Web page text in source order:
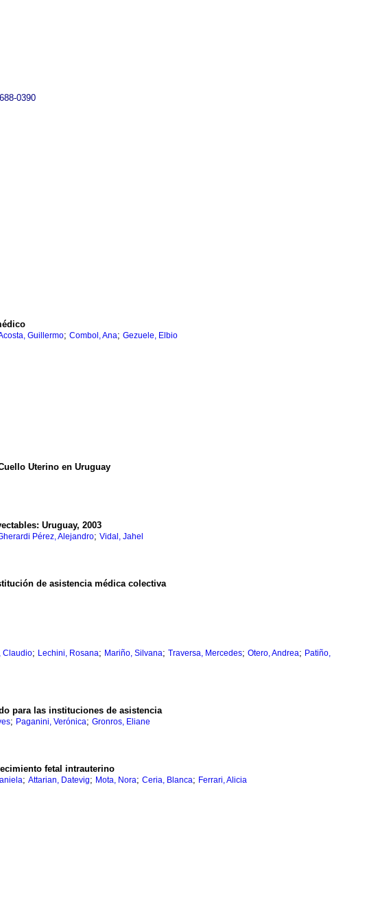
0390
Guillermo; Combol, Ana; Gezuele, Elbio
Uterino en Uruguay
: Uruguay, 2003
Pérez, Alejandro; Vidal, Jahel
de asistencia médica colectiva
Claudio; Lechini, Rosana; Mariño, Silvana; Traversa, Mercedes; Otero, Andrea; Patiño,
para las instituciones de asistencia
; Paganini, Verónica; Gronros, Eliane
fetal intrauterino
; Attarian, Datevig; Mota, Nora; Ceria, Blanca; Ferrari, Alicia